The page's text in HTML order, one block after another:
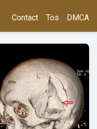
Contact Tos DMCA